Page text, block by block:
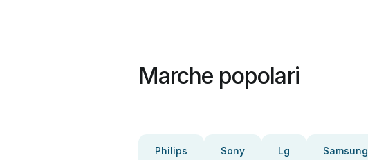
Marche popolari
Philips Sony Lg Samsung